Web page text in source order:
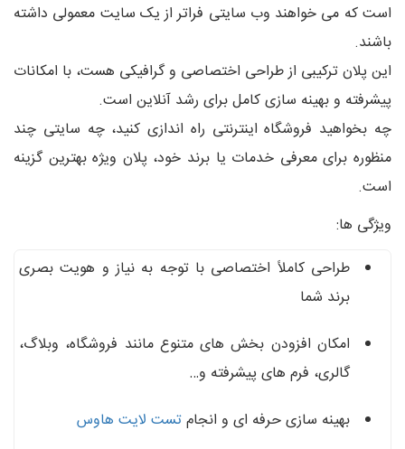
است که می‌ خواهند وب‌ سایتی فراتر از یک سایت معمولی داشته
باشند.
این پلان ترکیبی از طراحی اختصاصی و گرافیکی هست، با امکانات
پیشرفته و بهینه‌ سازی کامل برای رشد آنلاین است.
چه بخواهید فروشگاه اینترنتی راه‌ اندازی کنید، چه سایتی چند
منظوره برای معرفی خدمات یا برند خود، پلان ویژه بهترین گزینه
است.
ویژگی‌ ها:
طراحی کاملاً اختصاصی با توجه به نیاز و هویت بصری
برند شما
امکان افزودن بخش‌ های متنوع مانند فروشگاه، وبلاگ،
گالری، فرم‌ های پیشرفته و…
بهینه‌ سازی حرفه‌ ای و انجامتست لایت هاوس